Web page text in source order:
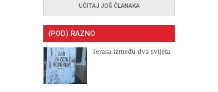
UČITAJ JOŠ ČLANAKA
(POD) RAZNO
Terasa između dva svijeta